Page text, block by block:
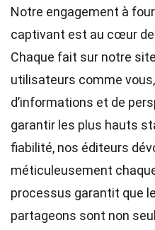
Notre engagement à
captivant est au cœur
Chaque fait sur notre
utilisateurs comme
d’informations et de
garantir les plus hauts
fiabilité, nos éditeurs
méticuleusement
processus garantit que
partageons sont non